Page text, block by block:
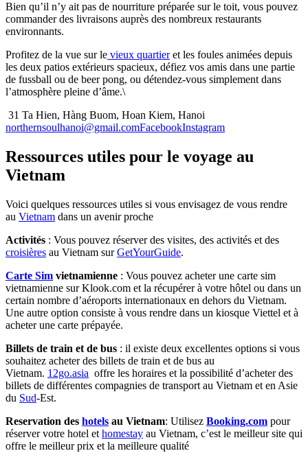
Bien qu’il n’y ait pas de nourriture préparée sur le toit, vous pouvez
commander des livraisons auprès des nombreux restaurants
environnants.
Profitez de la vue sur le vieux quartieret les foules animées depuis
les deux patios extérieurs spacieux, défiez vos amis dans une partie
de fussball ou de beer pong, ou détendez-vous simplement dans
l’atmosphère pleine d’âme.\
31 Ta Hien, Hàng Buom, Hoan Kiem, Hanoi
northernsoulhanoi@gmail.comFacebookInstagram
Ressources utiles pour le voyage au
Vietnam
Voici quelques ressources utiles si vous envisagez de vous rendre
au Vietnam dans un avenir proche
Activités : Vous pouvez réserver des visites, des activités et des
croisières au Vietnam surGetYourGuide.
Carte Sim vietnamienne : Vous pouvez acheter une carte sim
vietnamienne sur Klook.com et la récupérer à votre hôtel ou dans un
certain nombre d’aéroports internationaux en dehors du Vietnam.
Une autre option consiste à vous rendre dans un kiosque Viettel et à
acheter une carte prépayée.
Billets de train et de bus : il existe deux excellentes options si vous
souhaitez acheter des billets de train et de bus au
Vietnam. 12go.asia offre les horaires et la possibilité d’acheter des
billets de différentes compagnies de transport au Vietnam et en Asie
du Sud-Est.
Reservation des hotels au Vietnam: Utilisez Booking.com pour
réserver votre hotel et homestay au Vietnam, c’est le meilleur site qui
offre le meilleur prix et la meilleure qualité